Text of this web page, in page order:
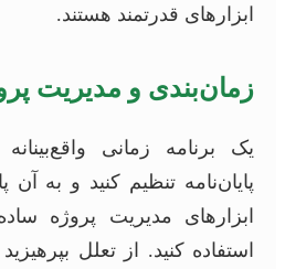
ابزارهای قدرتمند هستند.
زمان‌بندی و مدیریت
یک برنامه زمانی
پایان‌نامه تنظیم کنید و به آن
ابزارهای مدیریت پروژه
استفاده کنید. از تعلل